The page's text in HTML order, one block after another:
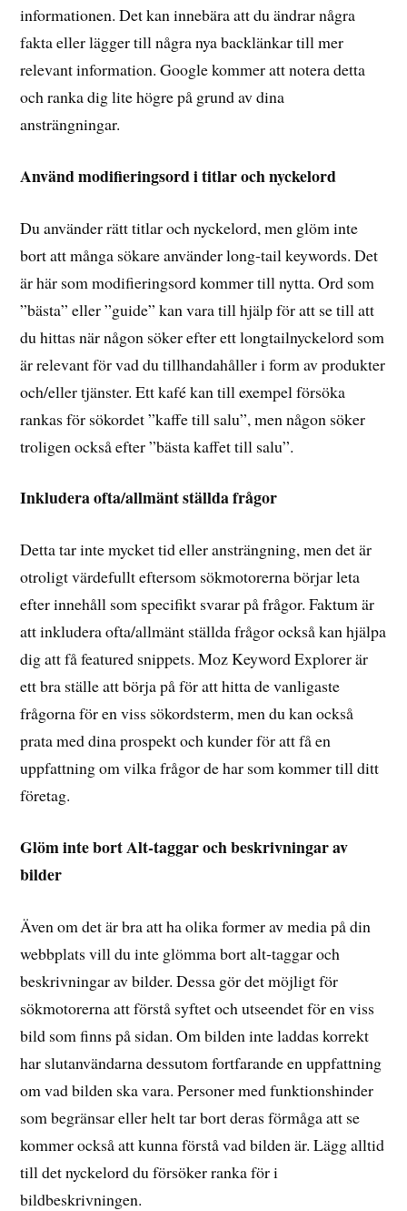
informationen. Det kan innebära att du ändrar några
fakta eller lägger till några nya backlänkar till mer
relevant information. Google kommer att notera detta
och ranka dig lite högre på grund av dina
ansträngningar.
Använd modifieringsord i titlar och nyckelord
Du använder rätt titlar och nyckelord, men glöm inte
bort att många sökare använder long-tail keywords. Det
är här som modifieringsord kommer till nytta. Ord som
”bästa” eller ”guide” kan vara till hjälp för att se till att
du hittas när någon söker efter ett longtailnyckelord som
är relevant för vad du tillhandahåller i form av produkter
och/eller tjänster. Ett kafé kan till exempel försöka
rankas för sökordet ”kaffe till salu”, men någon söker
troligen också efter ”bästa kaffet till salu”.
Inkludera ofta/allmänt ställda frågor
Detta tar inte mycket tid eller ansträngning, men det är
otroligt värdefullt eftersom sökmotorerna börjar leta
efter innehåll som specifikt svarar på frågor. Faktum är
att inkludera ofta/allmänt ställda frågor också kan hjälpa
dig att få featured snippets. Moz Keyword Explorer är
ett bra ställe att börja på för att hitta de vanligaste
frågorna för en viss sökordsterm, men du kan också
prata med dina prospekt och kunder för att få en
uppfattning om vilka frågor de har som kommer till ditt
företag.
Glöm inte bort Alt-taggar och beskrivningar av
bilder
Även om det är bra att ha olika former av media på din
webbplats vill du inte glömma bort alt-taggar och
beskrivningar av bilder. Dessa gör det möjligt för
sökmotorerna att förstå syftet och utseendet för en viss
bild som finns på sidan. Om bilden inte laddas korrekt
har slutanvändarna dessutom fortfarande en uppfattning
om vad bilden ska vara. Personer med funktionshinder
som begränsar eller helt tar bort deras förmåga att se
kommer också att kunna förstå vad bilden är. Lägg alltid
till det nyckelord du försöker ranka för i
bildbeskrivningen.